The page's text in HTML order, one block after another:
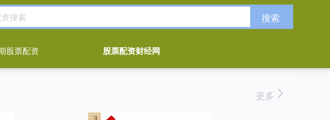
搜索
股票配资 股票配资财经网
更多